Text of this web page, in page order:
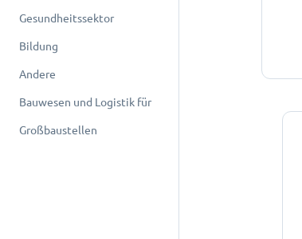
Gesundheitssektor
Bildung
Andere
Bauwesen und Logistik für
Großbaustellen